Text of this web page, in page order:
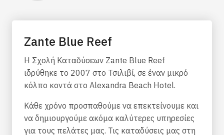
Zante Blue Reef
Η Σχολή Καταδύσεων Zante Blue Reef
ιδρύθηκε το 2007 στο Τσιλιβί, σε έναν μικρό
κόλπο κοντά στο Alexandra Beach Hotel.
Κάθε χρόνο προσπαθούμε να επεκτείνουμε και
να δημιουργούμε ακόμα καλύτερες υπηρεσίες
για τους πελάτες μας. Τις καταδύσεις μας στη